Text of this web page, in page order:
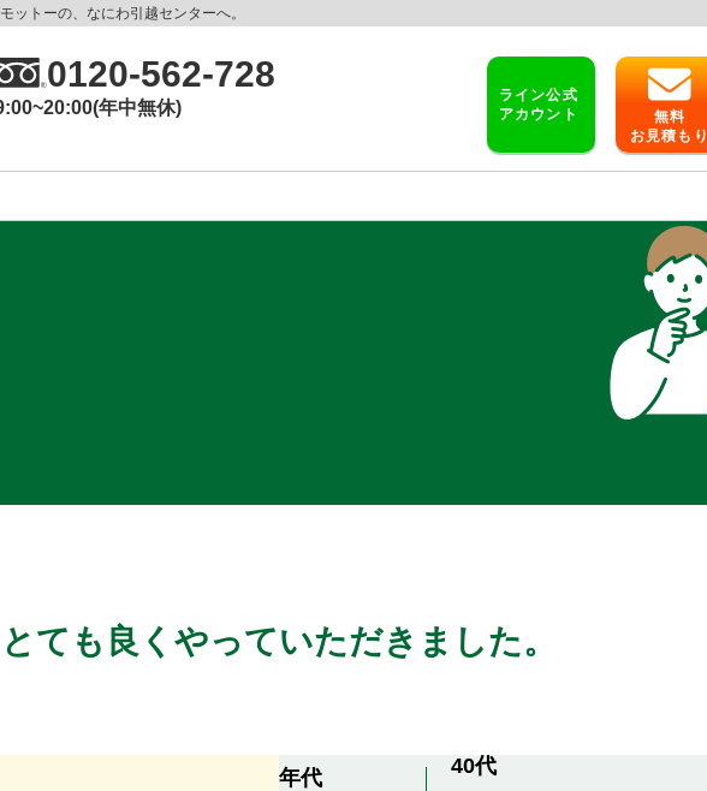
ットーの、なにわ引越センターへ。
0120-562-728
年中無休)
ライン公式
アカウント
無料
お見積もり
とても良くやっていただきました。
年代 40代